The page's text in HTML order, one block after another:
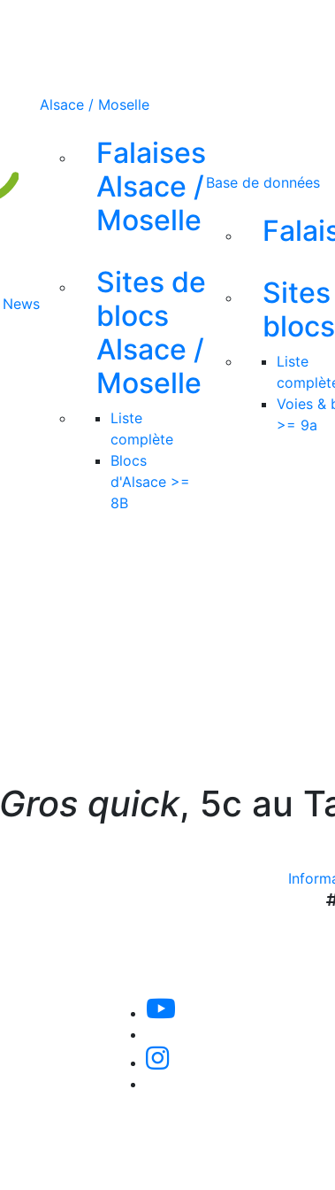
News
Alsace / Moselle
Falaises
Alsace /
Moselle
Sites de
blocs
Alsace /
Moselle
Liste
complète
Blocs
d'Alsace >=
8B
Base de données
blocs
Liste
Voies &
>= 9a
Gros quick, 5c au